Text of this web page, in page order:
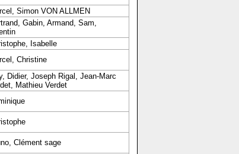
Simon VON ALLMEN
Gabin, Armand, Sam,
Isabelle
Christine
Didier, Joseph Rigal, Jean-Marc
Mathieu Verdet
Clément sage